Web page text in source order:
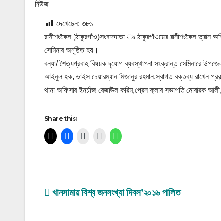
দেখেছেন: ৩৮১
রানীশংকৈল (ঠাকুরগাঁও)সংবাদদাতা ঃ ঠাকুরগাঁওয়ের রানীশংকৈল
সেমিনার অনূষ্ঠিত হয়।
বন্যা/ শৈত্যপ্রবাহ বিষয়ক দূযোগ ব্যবস্থাপনা সংক্রান্ত সেমিনারে
আইনুল হক, ভাইস চেয়ারম্যান মিজানুর রহমান,স্বাগত বক্তব্য রাখেন
থানা অফিসার ইনর্চাজ রেজাউল করিম,প্রেস ক্লাব সভাপতি মোবারক
Share this:
Post
খানসামায় বিশ্ব জনসংখ্যা দিবস’২০১৬ পালিত